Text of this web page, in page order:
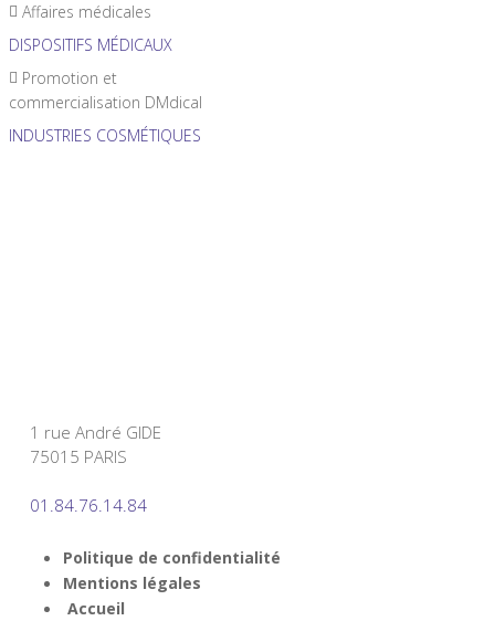
Affaires médicales
DISPOSITIFS MÉDICAUX
Promotion et
commercialisation DMdical
INDUSTRIES COSMÉTIQUES
1 rue André GIDE
75015 PARIS
01.84.76.14.84
Politique de confidentialité
Mentions légales
Accueil